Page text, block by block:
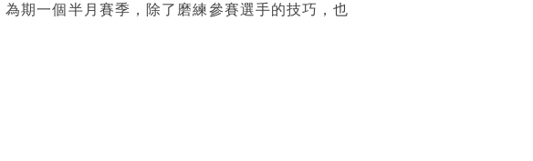
期一個半月賽季，除了磨練參賽選手的技巧，也